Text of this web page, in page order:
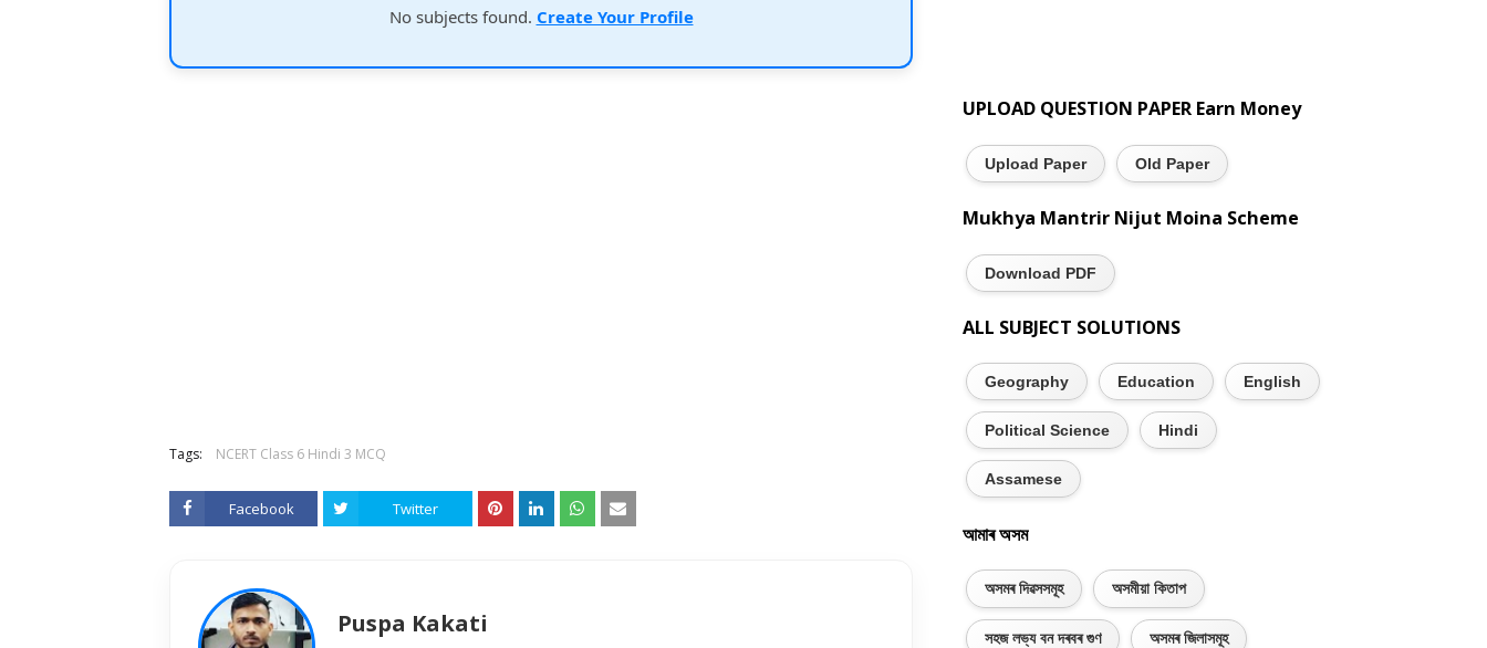
No subjects found. Create Your Profile
Tags: NCERT Class 6 Hindi 3 MCQ
Facebook Twitter
Puspa Kakati
UPLOAD QUESTION PAPER Earn Money
Upload Paper Old Paper
Mukhya Mantrir Nijut Moina Scheme
Download PDF
ALL SUBJECT SOLUTIONS
Geography Education English
Political Science Hindi
Assamese
আমাৰ অসম
অসমৰ দিৱসসমূহ অসমীয়া কিতাপ
সহজ লভ্য বন দৰবৰ গুণ অসমৰ জিলাসমূহ